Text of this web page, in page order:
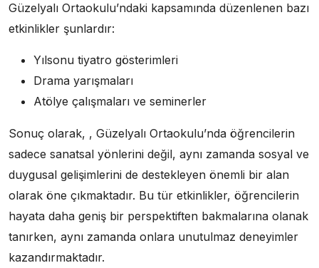
Güzelyalı Ortaokulu’ndaki kapsamında düzenlenen bazı
etkinlikler şunlardır:
Yılsonu tiyatro gösterimleri
Drama yarışmaları
Atölye çalışmaları ve seminerler
Sonuç olarak, , Güzelyalı Ortaokulu’nda öğrencilerin
sadece sanatsal yönlerini değil, aynı zamanda sosyal ve
duygusal gelişimlerini de destekleyen önemli bir alan
olarak öne çıkmaktadır. Bu tür etkinlikler, öğrencilerin
hayata daha geniş bir perspektiften bakmalarına olanak
tanırken, aynı zamanda onlara unutulmaz deneyimler
kazandırmaktadır.